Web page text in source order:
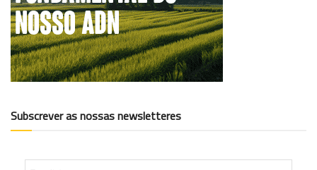
Subscrever as nossas newsletteres